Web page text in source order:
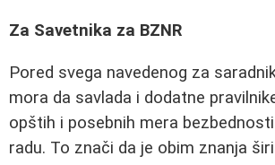
Za Savetnika za BZNR
Pored svega navedenog za
mora da savlada i dodatne
opštih i posebnih mera
radu. To znači da je obim znanja